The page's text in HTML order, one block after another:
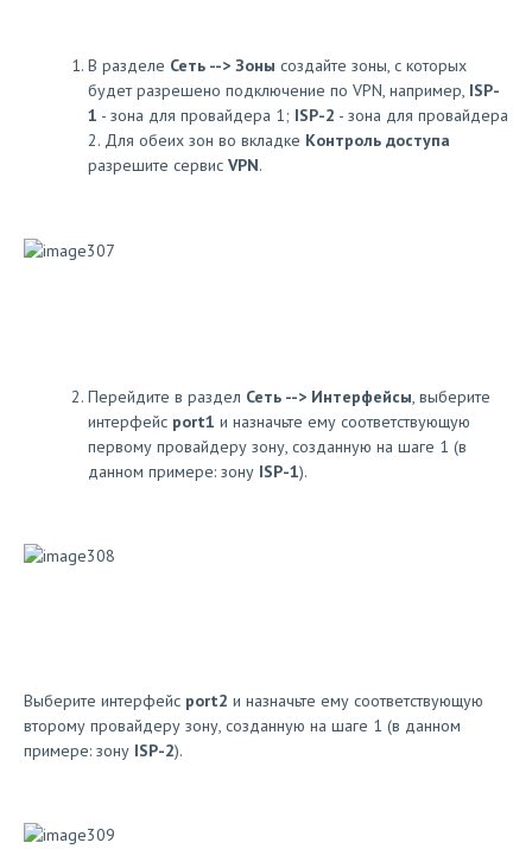
В разделе Сеть --> Зоны создайте зоны, с которых
будет разрешено подключение по VPN, например, ISP-
1 - зона для провайдера 1; ISP-2 - зона для провайдера
2. Для обеих зон во вкладке Контроль доступа
разрешите сервис VPN.
Перейдите в раздел Сеть --> Интерфейсы, выберите
интерфейс port1 и назначьте ему соответствующую
первому провайдеру зону, созданную на шаге 1 (в
данном примере: зону ISP-1).
Выберите интерфейс port2 и назначьте ему соответствующую
второму провайдеру зону, созданную на шаге 1 (в данном
примере: зону ISP-2).